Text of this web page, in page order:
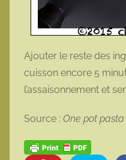
Ajouter le reste des
cuisson encore 5
l’assaisonnement et
Source : One pot pasta